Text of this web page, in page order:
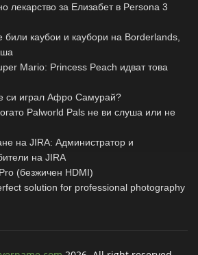
лекарство за Елизабет в Persona 3
били каубои и каубори на Borderlands,
Mario: Princess Peach идват това
си играл Афро Самурай?
Palworld Pals не ви слуша или не
на JIRA: Администратор и
на JIRA
(безжичен HDMI)
solution for professional photography